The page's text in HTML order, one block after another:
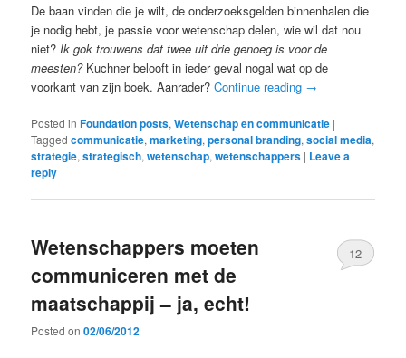
De baan vinden die je wilt, de onderzoeksgelden binnenhalen die
je nodig hebt, je passie voor wetenschap delen, wie wil dat nou
niet? Ik gok trouwens dat twee uit drie genoeg is voor de
meesten?Kuchner belooft in ieder geval nogal wat op de
voorkant van zijn boek. Aanrader?Continue reading →
Posted in Foundation posts,Wetenschap en communicatie |
Tagged communicatie,marketing,personal branding,social media,
strategie,strategisch,wetenschap,wetenschappers | Leave a
reply
Wetenschappers moeten
communiceren met de
maatschappij – ja, echt!
Posted on02/06/2012
12